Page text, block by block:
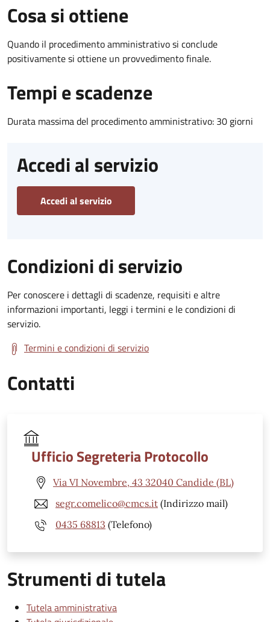
Cosa si ottiene
Quando il procedimento amministrativo si conclude
positivamente si ottiene un provvedimento finale.
Tempi e scadenze
Durata massima del procedimento amministrativo: 30 giorni
Accedi al servizio
Accedi al servizio
Condizioni di servizio
Per conoscere i dettagli di scadenze, requisiti e altre
informazioni importanti, leggi i termini e le condizioni di
servizio.
Termini e condizioni di servizio
Contatti
Ufficio Segreteria Protocollo
Via VI Novembre, 43 32040 Candide (BL)
segr.comelico@cmcs.it (Indirizzo mail)
0435 68813 (Telefono)
Strumenti di tutela
Tutela amministrativa